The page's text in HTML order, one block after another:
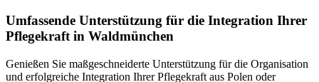
Umfassende Unterstützung für die Integration Ihrer
Pflegekraft in Waldmünchen
Genießen Sie maßgeschneiderte Unterstützung für die Organisation
und erfolgreiche Integration Ihrer Pflegekraft aus Polen oder